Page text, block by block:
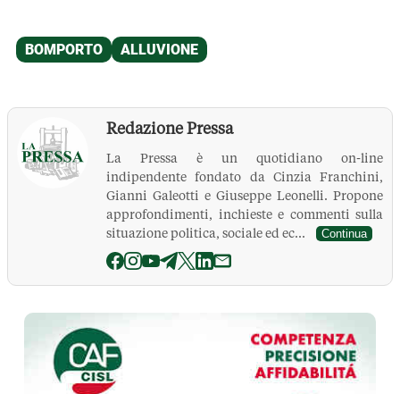
Redazione Pressa
La Pressa è un quotidiano on-line
indipendente fondato da Cinzia Franchini,
Gianni Galeotti e Giuseppe Leonelli. Propone
approfondimenti, inchieste e commenti sulla
situazione politica, sociale ed ec...
Continua
La Pressa